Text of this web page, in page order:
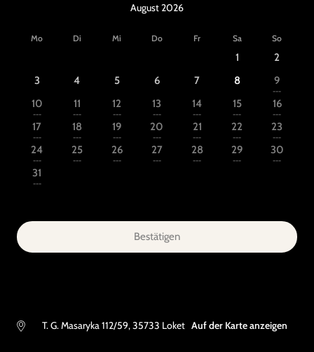
August 2026
Mo Di Mi Do Fr Sa So
1
2
3
4 5 6 7 8 9
---
10
---
11
---
12
---
13
---
14
---
15
---
16
---
17
---
18
---
19
---
20
---
21
---
22
---
23
---
24
---
25
---
26
---
27
---
28
---
29
---
30
---
31
---
Bestätigen
T. G. Masaryka 112/59,35733 Loket Auf der Karte anzeigen